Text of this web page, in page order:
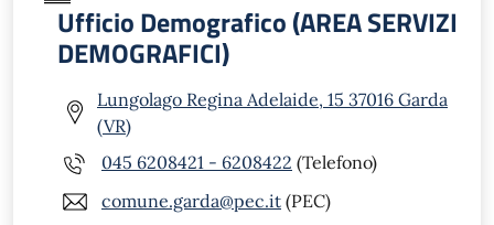
Ufficio Demografico (AREA SERVIZI
DEMOGRAFICI)
Lungolago Regina Adelaide, 15 37016 Garda
(VR)
045 6208421 - 6208422 (Telefono)
comune.garda@pec.it (PEC)